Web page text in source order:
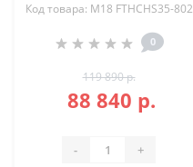
Код товара: M18 FTHCHS35-802
0
119 890 р.
88 840 р.
- +